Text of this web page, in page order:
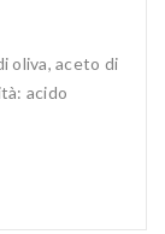
oliva, aceto di
acido